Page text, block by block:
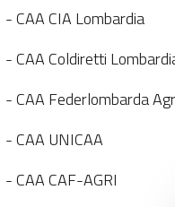
- CAA CIA Lombardia
- CAA Coldiretti
- CAA Federlombarda
- CAA UNICAA
- CAA CAF-AGRI